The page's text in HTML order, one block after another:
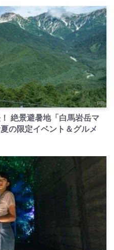
PR
絶景避暑地「白馬岩岳マ
の限定イベント＆グルメ